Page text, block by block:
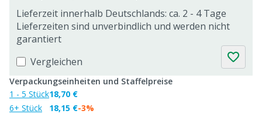
Lieferzeit innerhalb Deutschlands: ca. 2 - 4 Tage
Lieferzeiten sind unverbindlich und werden nicht
garantiert
Vergleichen
Verpackungseinheiten und Staffelpreise
1 - 5 Stück
6+ Stück
18,70 €
18,15 €-3%